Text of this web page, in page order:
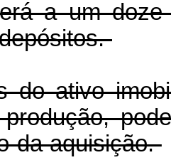
a um
do ativo
da aquisição.